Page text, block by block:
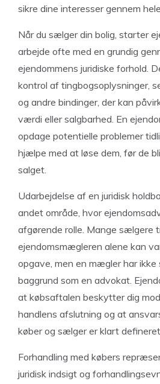
sikre dine interesser gennem
Når du sælger din bolig, starter
arbejde ofte med en grundig
ejendommens juridiske forhold.
kontrol af tingbogsoplysninger,
og andre bindinger, der kan
værdi eller salgbarhed. En
opdage potentielle problemer
hjælpe med at løse dem, før de
salget.
Udarbejdelse af en juridisk
andet område, hvor
afgørende rolle. Mange sælgere
ejendomsmægleren alene kan
opgave, men en mægler har ikke
baggrund som en advokat.
at købsaftalen beskytter dig
handlens afslutning og at
køber og sælger er klart
Forhandling med købers
juridisk indsigt og